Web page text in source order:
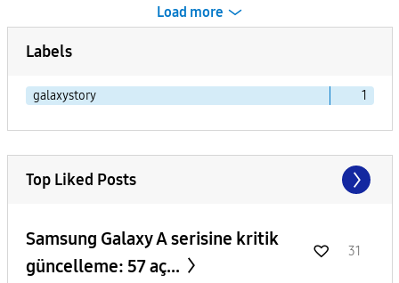
Load more
Labels
galaxystory 1
Top Liked Posts
Samsung Galaxy A serisine kritik
güncelleme: 57 aç...
31